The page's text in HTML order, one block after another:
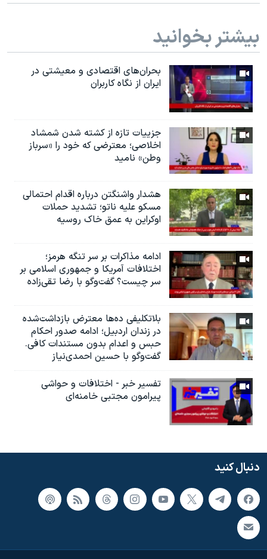
بیشتر بخوانید
بحران‌های اقتصادی و معیشتی در
ایران از نگاه کاربران
جزییات تازه از کشته شدن شمشاد
اخلاصی؛ معترضی که خود را «سرباز
وطن» نامید
هشدار واشنگتن درباره اقدام احتمالی
مسکو علیه ناتو؛ تشدید حملات
اوکراین به عمق خاک روسیه
ادامه مذاکرات بر سر تنگه هرمز؛
اختلافات آمریکا و جمهوری اسلامی بر
سر چیست؟ گفت‌وگو با رضا تقی‌زاده
بلاتکلیفی ده‌ها معترض بازداشت‌شده
در زندان اردبیل؛ ادامه صدور احکام
حبس و اعدام بدون مستندات کافی.
گفت‌وگو با حسین احمدی‌نیاز
تفسیر خبر - اختلافات و حواشی
پیرامون مجتبی خامنه‌ای
دنبال کنید